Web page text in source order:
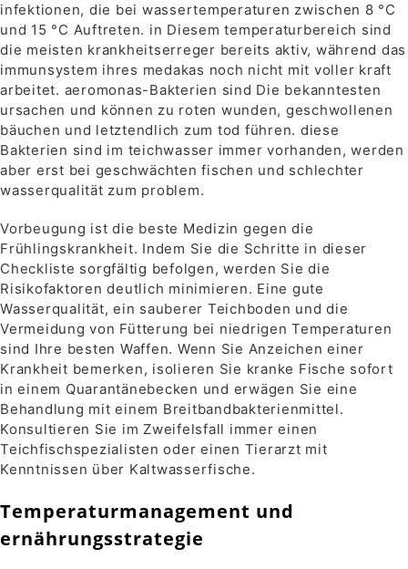
infektionen, die bei wassertemperaturen zwischen 8 °C
und 15 °C Auftreten. in Diesem temperaturbereich sind
die meisten krankheitserreger bereits aktiv, während das
immunsystem ihres medakas noch nicht mit voller kraft
arbeitet. aeromonas-Bakterien sind Die bekanntesten
ursachen und können zu roten wunden, geschwollenen
bäuchen und letztendlich zum tod führen. diese
Bakterien sind im teichwasser immer vorhanden, werden
aber erst bei geschwächten fischen und schlechter
wasserqualität zum problem.
Vorbeugung ist die beste Medizin gegen die
Frühlingskrankheit. Indem Sie die Schritte in dieser
Checkliste sorgfältig befolgen, werden Sie die
Risikofaktoren deutlich minimieren. Eine gute
Wasserqualität, ein sauberer Teichboden und die
Vermeidung von Fütterung bei niedrigen Temperaturen
sind Ihre besten Waffen. Wenn Sie Anzeichen einer
Krankheit bemerken, isolieren Sie kranke Fische sofort
in einem Quarantänebecken und erwägen Sie eine
Behandlung mit einem Breitbandbakterienmittel.
Konsultieren Sie im Zweifelsfall immer einen
Teichfischspezialisten oder einen Tierarzt mit
Kenntnissen über Kaltwasserfische.
Temperaturmanagement und
ernährungsstrategie